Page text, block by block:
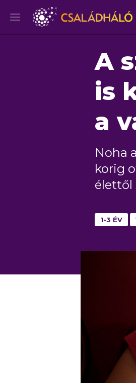
A
is
a
Noha
korig
élettől
1-3 ÉV